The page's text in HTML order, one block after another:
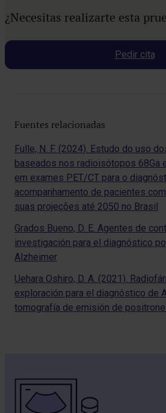
¿Necesitas realizarte esta
Pedir cita
Fuentes relacionadas
Fulle, N. F. (2024). Estudo do uso
baseados nos radioisótopos 68Ga
em exames PET/CT para o
acompanhamento de pacientes
suas projeções até 2050 no Brasil
Grados Bueno, D. E. Agentes de
investigación para el diagnóstico
Alzheimer
Uehara Oshiro, D. A. (2021).
exploración para el diagnóstico de
tomografía de emisión de